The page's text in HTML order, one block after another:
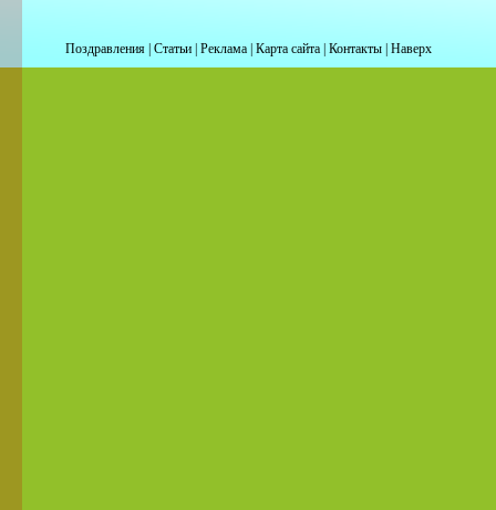
Поздравления| Статьи| Реклама| Карта сайта| Контакты| Наверх